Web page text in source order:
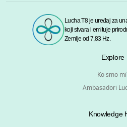
Lucha T8 je uređaj za
koji stvara i emituje
Zemlje od 7,83 Hz.
Explore
Ko smo
Ambasadori
Knowledge